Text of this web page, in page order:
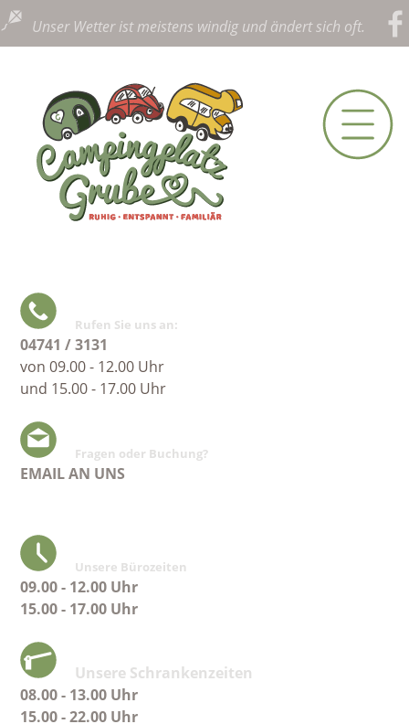
Unser Wetter ist meistens windig und ändert sich oft.
Rufen Sie uns an:
04741 / 3131
von 09.00 - 12.00 Uhr
und 15.00 - 17.00 Uhr
Fragen oder Buchung?
EMAIL AN UNS
Unsere Bürozeiten
09.00 - 12.00 Uhr
15.00 - 17.00 Uhr
Unsere Schrankenzeiten
08.00 - 13.00 Uhr
15.00 - 22.00 Uhr